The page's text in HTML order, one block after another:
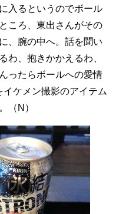
入るというのでボール
ころ、東出さんがその
、腕の中へ。話を聞い
わ、抱きかかえるわ、
ったらボールへの愛情
ケメン撮影のアイテム
（N）